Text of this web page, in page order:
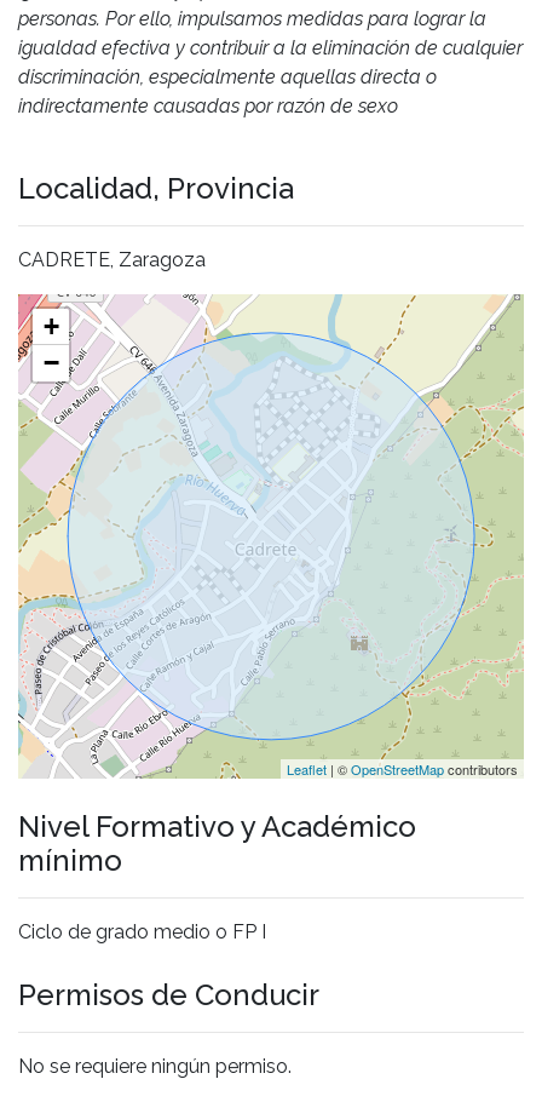
personas. Por ello, impulsamos medidas para lograr la
igualdad efectiva y contribuir a la eliminación de cualquier
discriminación, especialmente aquellas directa o
indirectamente causadas por razón de sexo
Localidad, Provincia
CADRETE, Zaragoza
+
−
Leaflet | ©OpenStreetMapcontributors
Nivel Formativo y Académico
mínimo
Ciclo de grado medio o FP I
Permisos de Conducir
No se requiere ningún permiso.